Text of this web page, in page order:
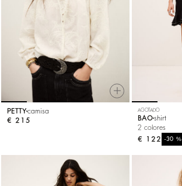
PETTYcamisa
€ 215
AGOTADO
BAOshirt
2 colores
-30%
€ 122